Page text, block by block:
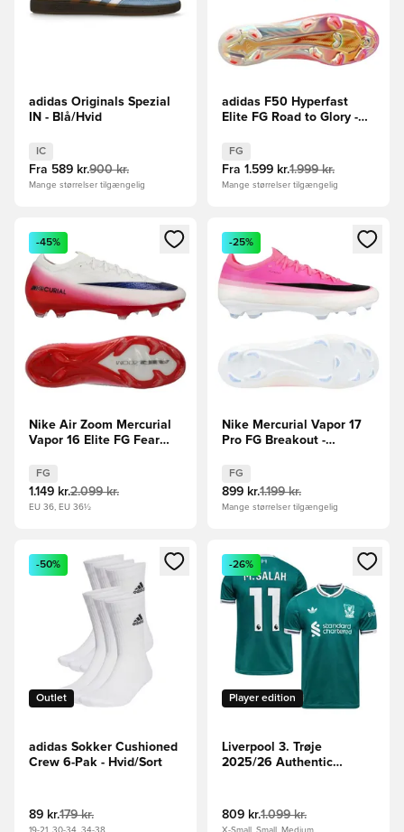
adidas Originals Spezial
IN - Blå/Hvid
IC
Fra 589 kr.900 kr.
Mange størrelser tilgængelig
adidas F50 Hyperfast
Elite FG Road to Glory -
FG
Fra 1.599 kr.1.999 kr.
Mange størrelser tilgængelig
Åbner en Modal til at logge ind eller tilmelde dig som
-45%
Nike Air Zoom Mercurial
Vapor 16 Elite FG Fear
FG
1.149 kr.2.099 kr.
EU 36, EU 36½
Åbner en Modal til at logge
-25%
Nike Mercurial Vapor 17
Pro FG Breakout -
FG
899 kr.1.199 kr.
Mange størrelser tilgængelig
Åbner en Modal til at logge ind eller tilmelde dig som
Outlet
-50%
adidas Sokker Cushioned
Crew 6-Pak - Hvid/Sort
89 kr.179 kr.
19-21, 30-34, 34-38
Åbner en Modal til at logge
Player edition
-26%
Liverpool 3. Trøje
2025/26 Authentic
809 kr.1.099 kr.
X-Small, Small, Medium